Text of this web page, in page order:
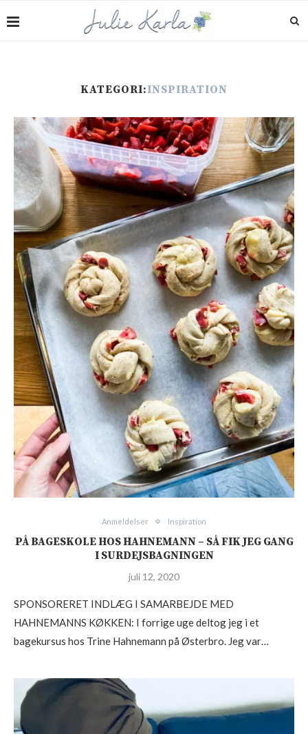
KATEGORI:INSPIRATION
Anmeldelser Inspiration
PÅ BAGESKOLE HOS HAHNEMANN – SÅ FIK JEG GANG
I SURDEJSBAGNINGEN
juli 12, 2020
SPONSORERET INDLÆG I SAMARBEJDE MED
HAHNEMANNS KØKKEN: I forrige uge deltog jeg i et
bagekursus hos Trine Hahnemann på Østerbro. Jeg var…